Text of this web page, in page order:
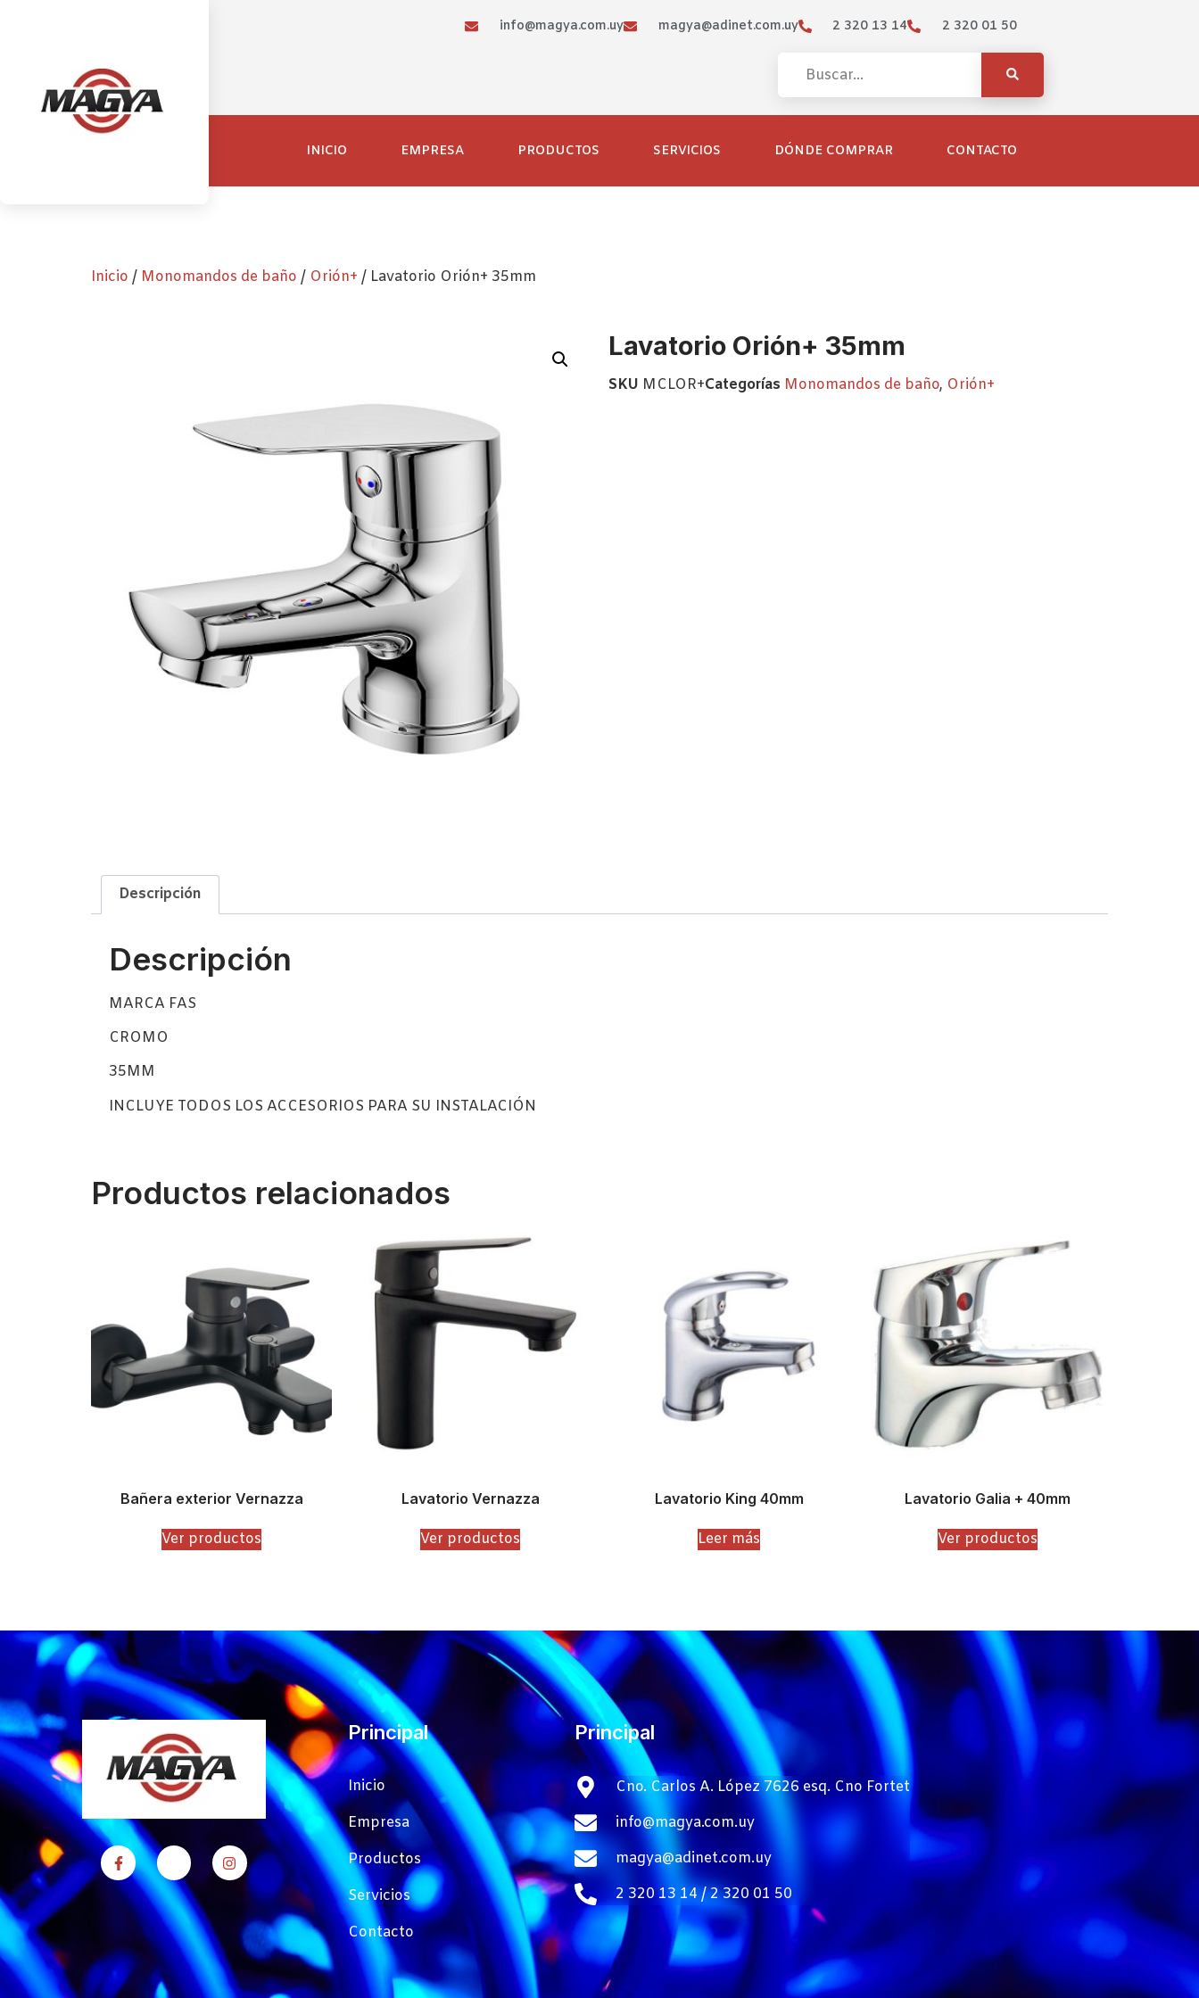
info@magya.com.uy magya@adinet.com.uy 2 320 13 14 2 320 01 50
INICIO EMPRESA PRODUCTOS SERVICIOS DÓNDE COMPRAR CONTACTO
Inicio / Monomandos de baño / Orión+ / Lavatorio Orión+ 35mm
Lavatorio Orión+ 35mm
SKU MCLOR+Categorías Monomandos de baño, Orión+
Descripción
Descripción
MARCA FAS
CROMO
35MM
INCLUYE TODOS LOS ACCESORIOS PARA SU INSTALACIÓN
Productos relacionados
Bañera exterior Vernazza
Ver productos
Lavatorio Vernazza
Ver productos
Lavatorio King 40mm
Leer más
Lavatorio Galia + 40mm
Ver productos
Principal
Inicio
Empresa
Productos
Servicios
Contacto
Principal
Cno. Carlos A. López 7626 esq. Cno Fortet
info@magya.com.uy
magya@adinet.com.uy
2 320 13 14 / 2 320 01 50